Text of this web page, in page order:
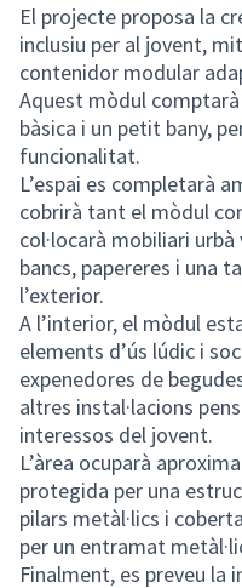
El projecte proposa la
inclusiu per al jovent,
contenidor modular
Aquest mòdul
bàsica i un petit bany,
funcionalitat.
L’espai es completarà
cobrirà tant el mòdul
col·locarà mobiliari
bancs, papereres i una
l’exterior.
A l’interior, el mòdul
elements d’ús lúdic i
expenedores de
altres instal·lacions
interessos del jovent.
L’àrea ocuparà
protegida per una
pilars metàl·lics i
per un entramat
Finalment, es preveu la